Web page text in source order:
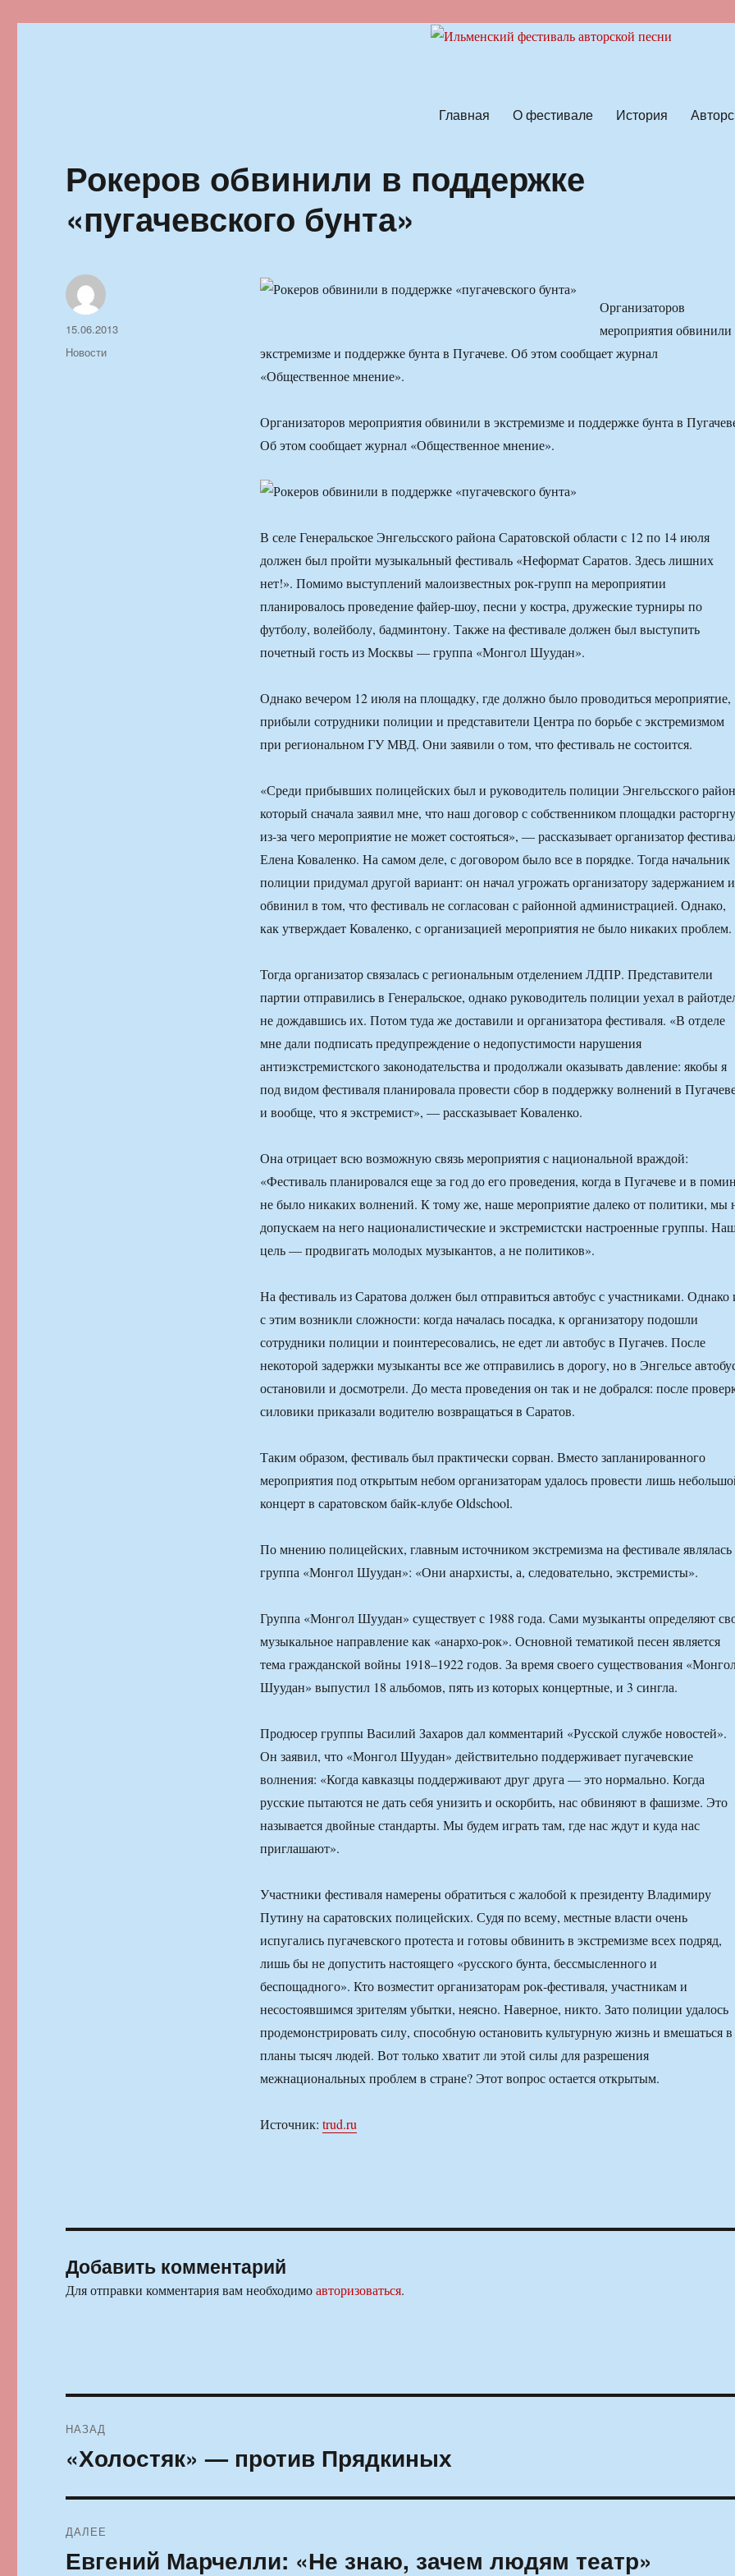
Главная О фестивале История
Рокеров обвинили в поддержке
«пугачевского бунта»
Организаторов
мероприятия обвинили
экстремизме и поддержке бунта в Пугачеве. Об этом сообщает журнал
«Общественное мнение».
Организаторов мероприятия обвинили в экстремизме и поддержке бунта в
Об этом сообщает журнал «Общественное мнение».
В селе Генеральское Энгельсcкого района Саратовской области с 12 по 14 июля
должен был пройти музыкальный фестиваль «Неформат Саратов. Здесь лишних
нет!». Помимо выступлений малоизвестных рок-групп на мероприятии
планировалось проведение файер-шоу, песни у костра, дружеские турниры по
футболу, волейболу, бадминтону. Также на фестивале должен был выступить
почетный гость из Москвы — группа «Монгол Шуудан».
Однако вечером 12 июля на площадку, где должно было проводиться мероприятие,
прибыли сотрудники полиции и представители Центра по борьбе с экстремизмом
при региональном ГУ МВД. Они заявили о том, что фестиваль не состоится.
«Среди прибывших полицейских был и руководитель полиции Энгельсского
который сначала заявил мне, что наш договор с собственником площадки
из-за чего мероприятие не может состояться», — рассказывает организатор
Елена Коваленко. На самом деле, с договором было все в порядке. Тогда начальник
полиции придумал другой вариант: он начал угрожать организатору задержанием и
обвинил в том, что фестиваль не согласован с районной администрацией. Однако,
как утверждает Коваленко, с организацией мероприятия не было никаких проблем.
Тогда организатор связалась с региональным отделением ЛДПР. Представители
партии отправились в Генеральское, однако руководитель полиции уехал в
не дождавшись их. Потом туда же доставили и организатора фестиваля. «В отделе
мне дали подписать предупреждение о недопустимости нарушения
антиэкстремистского законодательства и продолжали оказывать давление: якобы я
под видом фестиваля планировала провести сбор в поддержку волнений в
и вообще, что я экстремист», — рассказывает Коваленко.
Она отрицает всю возможную связь мероприятия с национальной враждой:
«Фестиваль планировался еще за год до его проведения, когда в Пугачеве и в
не было никаких волнений. К тому же, наше мероприятие далеко от политики, мы
допускаем на него националистические и экстремистски настроенные группы.
цель — продвигать молодых музыкантов, а не политиков».
На фестиваль из Саратова должен был отправиться автобус с участниками. Однако
с этим возникли сложности: когда началась посадка, к организатору подошли
сотрудники полиции и поинтересовались, не едет ли автобус в Пугачев. После
некоторой задержки музыканты все же отправились в дорогу, но в Энгельсе
остановили и досмотрели. До места проведения он так и не добрался: после
силовики приказали водителю возвращаться в Саратов.
Таким образом, фестиваль был практически сорван. Вместо запланированного
мероприятия под открытым небом организаторам удалось провести лишь
концерт в саратовском байк-клубе Oldschool.
По мнению полицейских, главным источником экстремизма на фестивале являлась
группа «Монгол Шуудан»: «Они анархисты, а, следовательно, экстремисты».
Группа «Монгол Шуудан» существует с 1988 года. Сами музыканты определяют
музыкальное направление как «анархо-рок». Основной тематикой песен является
тема гражданской войны 1918–1922 годов. За время своего существования
Шуудан» выпустил 18 альбомов, пять из которых концертные, и 3 сингла.
Продюсер группы Василий Захаров дал комментарий «Русской службе новостей».
Он заявил, что «Монгол Шуудан» действительно поддерживает пугачевские
волнения: «Когда кавказцы поддерживают друг друга — это нормально. Когда
русские пытаются не дать себя унизить и оскорбить, нас обвиняют в фашизме. Это
называется двойные стандарты. Мы будем играть там, где нас ждут и куда нас
приглашают».
Участники фестиваля намерены обратиться с жалобой к президенту Владимиру
Путину на саратовских полицейских. Судя по всему, местные власти очень
испугались пугачевского протеста и готовы обвинить в экстремизме всех подряд,
лишь бы не допустить настоящего «русского бунта, бессмысленного и
беспощадного». Кто возместит организаторам рок-фестиваля, участникам и
несостоявшимся зрителям убытки, неясно. Наверное, никто. Зато полиции удалось
продемонстрировать силу, способную остановить культурную жизнь и вмешаться в
планы тысяч людей. Вот только хватит ли этой силы для разрешения
межнациональных проблем в стране? Этот вопрос остается открытым.
Источник: trud.ru
Автор
Опубликовано
15.06.2013
Рубрики
Новости
Добавить комментарий
Для отправки комментария вам необходимоавторизоваться.
по
НАЗАД
Предыдущая
«Холостяк» — против Прядкиных
ДАЛЕЕ
Следующая
Евгений Марчелли: «Не знаю, зачем людям театр»